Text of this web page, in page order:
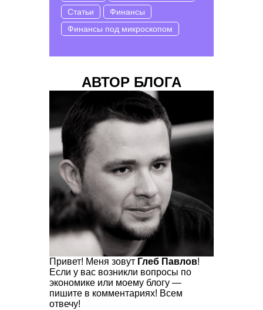
Статьи
Финансы
Финансы под микроскопом
АВТОР БЛОГА
Привет! Меня зовут Глеб Павлов!
Если у вас возникли вопросы по
экономике или моему блогу —
пишите в комментариях! Всем
отвечу!